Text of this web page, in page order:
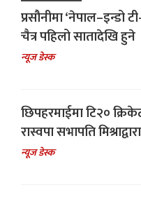
प्रसौनीमा ‘नेपाल–इन्डो
चैत्र पहिलो सातादेखि हुने
न्यूज डेस्क
छिपहरमाईमा टि२०
रास्वपा सभापति
न्यूज डेस्क